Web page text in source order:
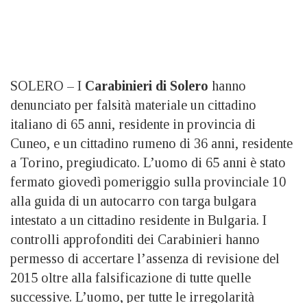
SOLERO – I Carabinieri di Solero hanno
denunciato per falsità materiale un cittadino
italiano di 65 anni, residente in provincia di
Cuneo, e un cittadino rumeno di 36 anni, residente
a Torino, pregiudicato. L’uomo di 65 anni è stato
fermato giovedì pomeriggio sulla provinciale 10
alla guida di un autocarro con targa bulgara
intestato a un cittadino residente in Bulgaria. I
controlli approfonditi dei Carabinieri hanno
permesso di accertare l’assenza di revisione del
2015 oltre alla falsificazione di tutte quelle
successive. L’uomo, per tutte le irregolarità